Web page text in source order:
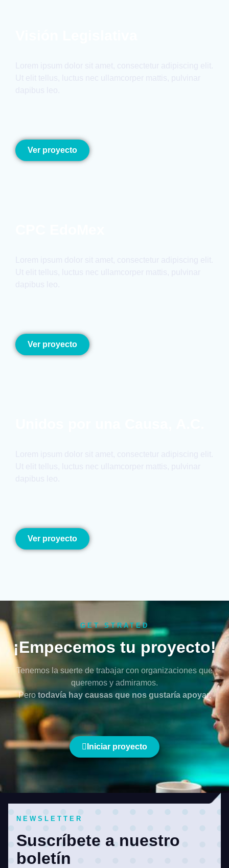
Ver proyecto
Ver proyecto
Ver proyecto
GET STRATED
¡Empecemos tu proyecto!
Tenemos la suerte de trabajar con organizaciones que
queremos y admiramos.
Perotodavía hay causas que nos gustaría apoyar.
Iniciar proyecto
NEWSLETTER
Suscríbete a nuestro
boletín